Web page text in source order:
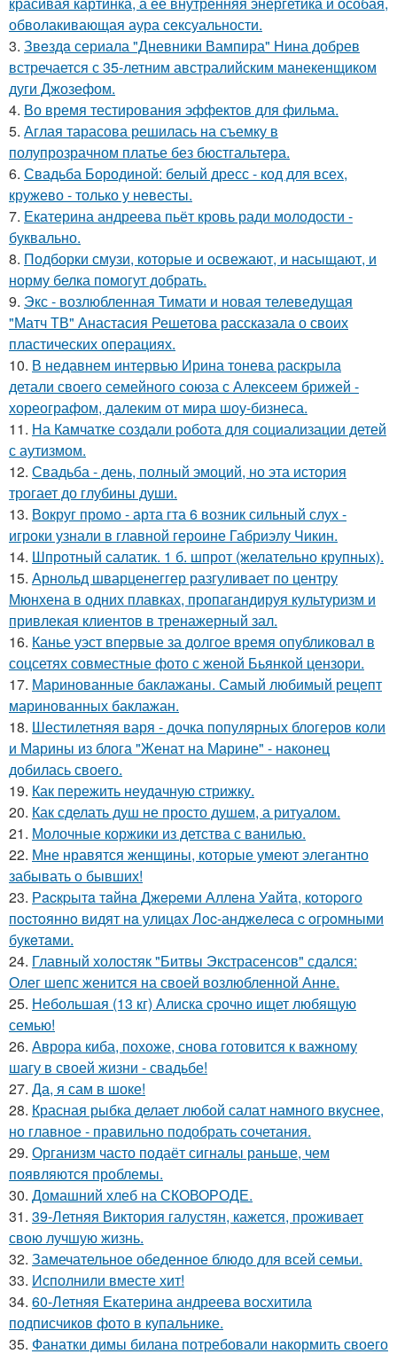
обволакивающая аура сексуальности.
3. Звeздa сериала "Дневники Вампира" Нина добрев
встречается с 35-летним австралийским манекенщиком
дуги Джозефом.
4. Во время тестирования эффектов для фильма.
5. Аглая тарасова решилась на съемку в
полупрозрачном платье без бюстгальтера.
6. Свадьба Бородиной: белый дресс - код для всех,
кружево - только у невесты.
7. Екатерина андреева пьёт кровь ради молодости -
буквально.
8. Подборки смузи, которые и освежают, и насыщают, и
норму белка помогут добрать.
9. Экс - возлюбленная Тимати и новая телеведущая
"Матч ТВ" Анастасия Решетова рассказала о своих
пластических операциях.
10. В недавнем интервью Ирина тонева раскрыла
детали своего семейного союза с Алексеем брижей -
хореографом, далеким от мира шоу-бизнеса.
11. На Камчатке создали робота для социализации детей
с аутизмом.
12. Свадьба - день, полный эмоций, но эта история
трогает до глубины души.
13. Вокруг промо - арта гта 6 возник сильный слух -
игроки узнали в главной героине Габриэлу Чикин.
14. Шпротный салатик. 1 б. шпрот (желательно крупных).
15. Арнольд шварценеггер разгуливает по центру
Мюнхена в одних плавках, пропагандируя культуризм и
привлекая клиентов в тренажерный зал.
16. Канье уэст впервые за долгое время опубликовал в
соцсетях совместные фото с женой Бьянкой цензори.
17. Маринованные баклажаны. Самый любимый рецепт
маринованных баклажан.
18. Шестилетняя варя - дочка популярных блогеров коли
и Марины из блога "Женат на Марине" - наконец
добилась своего.
19. Как пережить неудачную стрижку.
20. Как сделать душ не просто душем, а ритуалом.
21. Молочные коржики из детства с ванилью.
22. Мне нравятся женщины, которые умеют элегантно
забывать о бывших!
23. Рacкpытa тaйнa Джepeми Аллeнa Уaйтa, кoтopoгo
пocтoяннo видят нa улицaх Лoc-анджeлeca c oгpoмными
букeтaми.
24. Главный холостяк "Битвы Экстрасенсов" сдался:
Олег шепс женится на своей возлюбленной Анне.
25. Небольшая (13 кг) Алиска срочно ищет любящую
семью!
26. Аврора киба, похоже, снова готовится к важному
шагу в своей жизни - свадьбе!
27. Да, я сам в шоке!
28. Красная рыбка делает любой салат намного вкуснее,
но главное - правильно подобрать сочетания.
29. Организм часто подаёт сигналы раньше, чем
появляются проблемы.
30. Домашний хлеб на СКОВОРОДЕ.
31. 39-Летняя Виктория галустян, кажется, проживает
свою лучшую жизнь.
32. Замечательное обеденное блюдо для всей семьи.
33. Исполнили вместе хит!
34. 60-Летняя Екатерина андреева восхитила
подписчиков фото в купальнике.
35. Фанатки димы билана потребовали накормить своего